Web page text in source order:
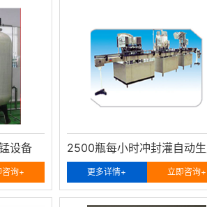
设备
咨询+ 更多详情+ 立即咨询+